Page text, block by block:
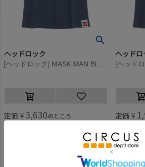
ヘッドロック
定価 ¥ 3,630のところ
ヘッドロ
定価 ¥